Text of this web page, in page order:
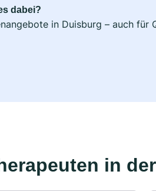
dabei?
in Duisburg – auch
in